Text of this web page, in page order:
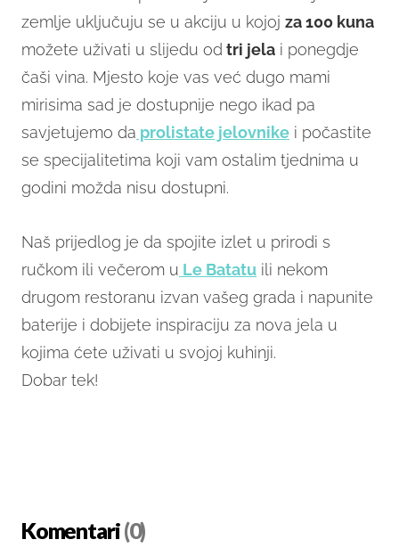
zemlje uključuju se u akciju u kojoj za 100 kuna
možete uživati u slijedu od tri jela i ponegdje
čaši vina. Mjesto koje vas već dugo mami
mirisima sad je dostupnije nego ikad pa
savjetujemo da prolistate jelovnike i počastite
se specijalitetima koji vam ostalim tjednima u
godini možda nisu dostupni.
Naš prijedlog je da spojite izlet u prirodi s
ručkom ili večerom u Le Batatu ili nekom
drugom restoranu izvan vašeg grada i napunite
baterije i dobijete inspiraciju za nova jela u
kojima ćete uživati u svojoj kuhinji.
Dobar tek!
Komentari(0)